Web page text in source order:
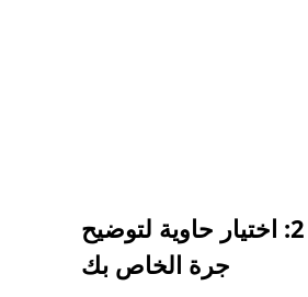
الخطوة 2: اختيار حاوية لتوضيح
جرة الخاص بك